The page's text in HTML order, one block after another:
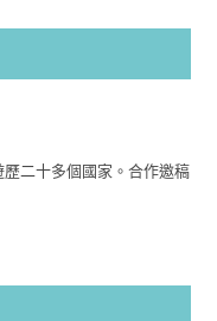
二十多個國家。合作邀稿